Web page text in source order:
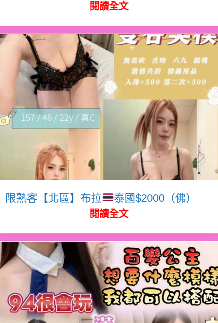
閱讀全文
限熟客【北區】布拉 泰國$2000（佛）
閱讀全文